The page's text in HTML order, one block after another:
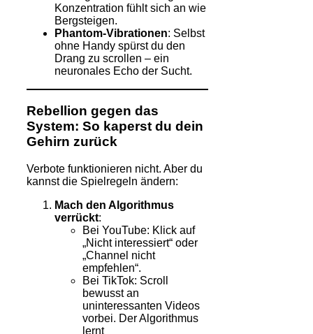
Konzentration fühlt sich an wie
Bergsteigen.
Phantom-Vibrationen: Selbst
ohne Handy spürst du den
Drang zu scrollen – ein
neuronales Echo der Sucht.
Rebellion gegen das
System: So kaperst du dein
Gehirn zurück
Verbote funktionieren nicht. Aber du
kannst die Spielregeln ändern:
Mach den Algorithmus
verrückt:
Bei YouTube: Klick auf
„Nicht interessiert“ oder
„Channel nicht
empfehlen“.
Bei TikTok: Scroll
bewusst an
uninteressanten Videos
vorbei. Der Algorithmus
lernt